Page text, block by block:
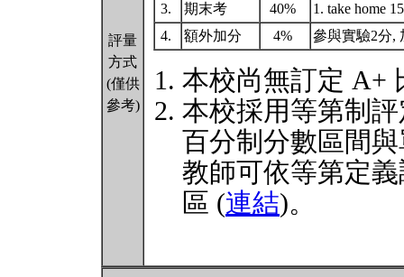
評量
方式
(僅供
參考)
3.
期末考 40%
1. take home
4.
額外加分 4% 參與實驗2分,
本校尚無訂定 A+
本校採用等第制
百分制分數區間
教師可依等第定
區 (連結)。